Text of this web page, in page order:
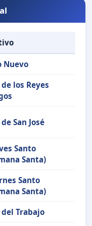
Nuevo
los Reyes
San José
Santo
Santa)
Santo
Santa)
del Trabajo